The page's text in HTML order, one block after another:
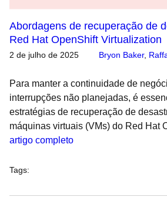
Abordagens de recuperação de
Red Hat OpenShift Virtualization
2 de julho de 2025 Bryon Baker,
Para manter a continuidade de
interrupções não planejadas, é
estratégias de recuperação de
máquinas virtuais (VMs) do Red Hat
artigo completo
Tags: